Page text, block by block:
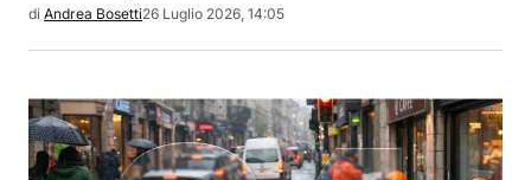
di Andrea Bosetti26 Luglio 2026, 14:05